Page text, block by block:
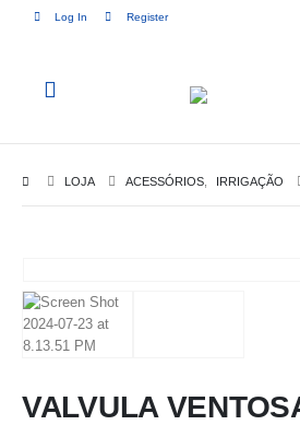
Log In Register
LOJA ACESSÓRIOS IRRIGAÇÃO
VALVULA